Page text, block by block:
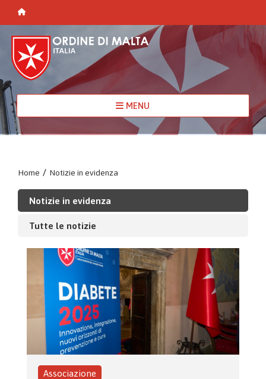
MENU
Home / Notizie in evidenza
Notizie in evidenza
Tutte le notizie
Associazione